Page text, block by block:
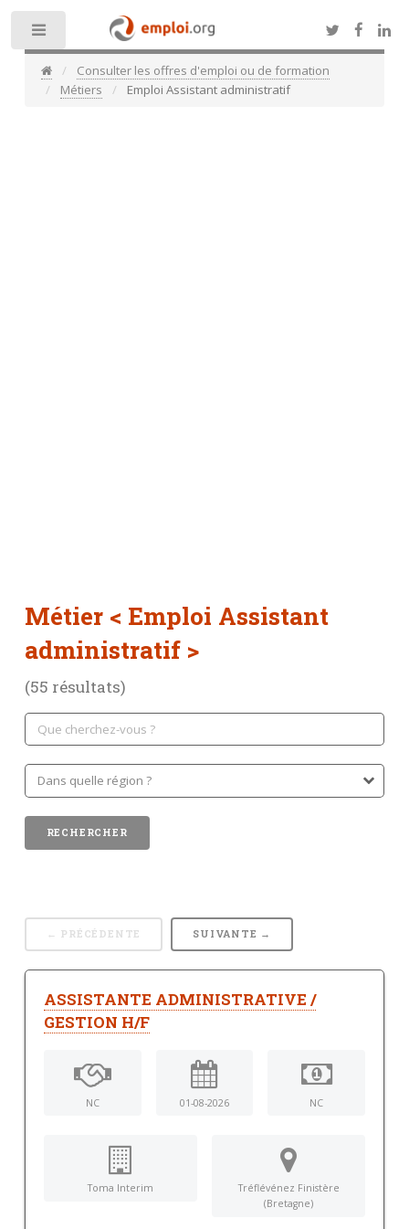
Consulter les offres d'emploi ou de formation
Métiers
Emploi Assistant administratif
Métier < Emploi Assistant
administratif >
(55 résultats)
← PRÉCÉDENTE SUIVANTE →
ASSISTANTE ADMINISTRATIVE /
GESTION H/F
NC 01-08-2026 NC
Toma Interim
Tréflévénez Finistère
(Bretagne)
Toggle